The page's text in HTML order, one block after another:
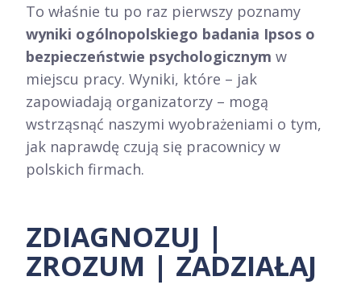
To właśnie tu po raz pierwszy poznamy
wyniki ogólnopolskiego badania Ipsos o
bezpieczeństwie psychologicznym w
miejscu pracy. Wyniki, które – jak
zapowiadają organizatorzy – mogą
wstrząsnąć naszymi wyobrażeniami o tym,
jak naprawdę czują się pracownicy w
polskich firmach.
ZDIAGNOZUJ |
ZROZUM | ZADZIAŁAJ